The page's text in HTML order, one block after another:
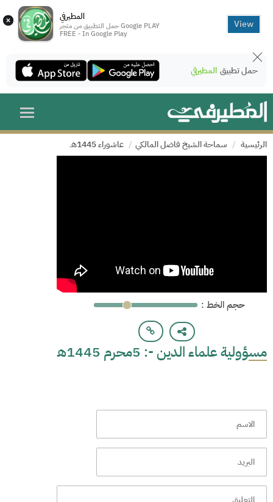
× المطيرفي
حمل التطبيق من متجر Google PLAY
FREE - In Google Play
View
حمل تطبيق المطيرفي
الرئيسية سماحة الشيخ فاضل المالكي عاشوراء 1445هـ
: حجم الخط
مسؤولية علماء الدين -: 5محرم 1445ھ